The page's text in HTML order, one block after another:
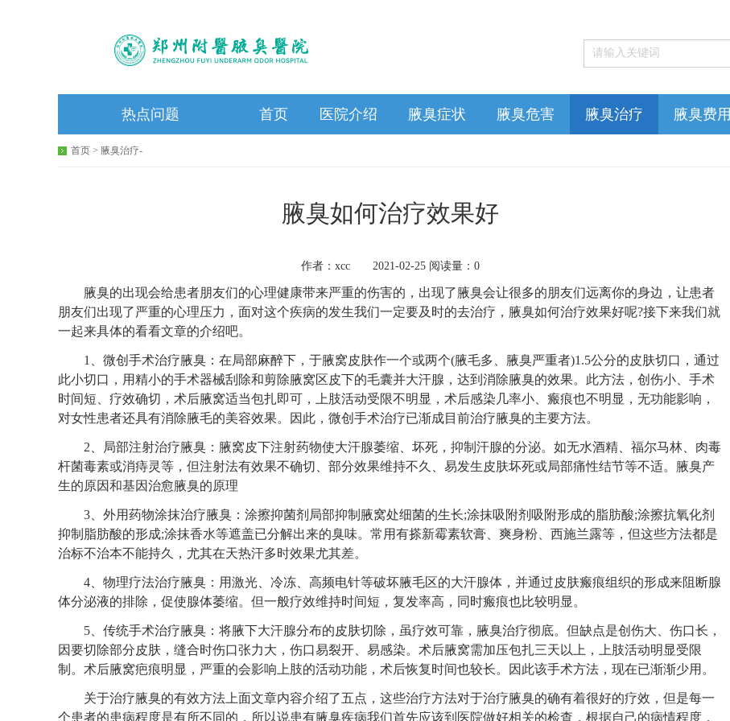
热点问题 首页 医院介绍 腋臭症状 腋臭危害 腋臭治疗 腋臭费用
首页 > 腋臭治疗-
腋臭如何治疗效果好
作者：xcc 2021-02-25 阅读量：0
腋臭的出现会给患者朋友们的心理健康带来严重的伤害的，出现了腋臭会让很多的朋友们远离你的身边，让患者
朋友们出现了严重的心理压力，面对这个疾病的发生我们一定要及时的去治疗，腋臭如何治疗效果好呢?接下来我们就
一起来具体的看看文章的介绍吧。
1、微创手术治疗腋臭：在局部麻醉下，于腋窝皮肤作一个或两个(腋毛多、腋臭严重者)1.5公分的皮肤切口，通过
此小切口，用精小的手术器械刮除和剪除腋窝区皮下的毛囊并大汗腺，达到消除腋臭的效果。此方法，创伤小、手术
时间短、疗效确切，术后腋窝适当包扎即可，上肢活动受限不明显，术后感染几率小、瘢痕也不明显，无功能影响，
对女性患者还具有消除腋毛的美容效果。因此，微创手术治疗已渐成目前治疗腋臭的主要方法。
2、局部注射治疗腋臭：腋窝皮下注射药物使大汗腺萎缩、坏死，抑制汗腺的分泌。如无水酒精、福尔马林、肉毒
杆菌毒素或消痔灵等，但注射法有效果不确切、部分效果维持不久、易发生皮肤坏死或局部痛性结节等不适。腋臭产
生的原因和基因治愈腋臭的原理
3、外用药物涂抹治疗腋臭：涂擦抑菌剂局部抑制腋窝处细菌的生长;涂抹吸附剂吸附形成的脂肪酸;涂擦抗氧化剂
抑制脂肪酸的形成;涂抹香水等遮盖已分解出来的臭味。常用有搽新霉素软膏、爽身粉、西施兰露等，但这些方法都是
治标不治本不能持久，尤其在天热汗多时效果尤其差。
4、物理疗法治疗腋臭：用激光、冷冻、高频电针等破坏腋毛区的大汗腺体，并通过皮肤瘢痕组织的形成来阻断腺
体分泌液的排除，促使腺体萎缩。但一般疗效维持时间短，复发率高，同时瘢痕也比较明显。
5、传统手术治疗腋臭：将腋下大汗腺分布的皮肤切除，虽疗效可靠，腋臭治疗彻底。但缺点是创伤大、伤口长，
因要切除部分皮肤，缝合时伤口张力大，伤口易裂开、易感染。术后腋窝需加压包扎三天以上，上肢活动明显受限
制。术后腋窝疤痕明显，严重的会影响上肢的活动功能，术后恢复时间也较长。因此该手术方法，现在已渐渐少用。
关于治疗腋臭的有效方法上面文章内容介绍了五点，这些治疗方法对于治疗腋臭的确有着很好的疗效，但是每一
个患者的患病程度是有所不同的，所以说患有腋臭疾病我们首先应该到医院做好相关的检查，根据自己的病情程度，